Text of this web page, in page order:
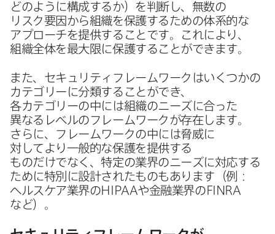
どのように​構成するか）を​判断し、​無数の​
リスク要因から​組織を​保護する​ための​体系的な​
アプローチを​提供する​ことです。​これに​より、​
組織全体を​最大限に​保護する​ことができます。
また、​セキュリティフレームワークは​いく​つかの​
カテゴリーに​分類する​ことができ、​
各カテゴリーの​中には​組織の​ニーズに​合った​
異なる​レベルの​フレームワークが​存在します。​
さらに、​フレームワークの​中には​脅威に​
対してより​一般的な​保護を​提供する​
ものだけでなく、​特定の​業界の​ニーズに​対応する​
ために​特別に​設計された​ものも​あります​（例：
ヘルスケア業界のHIPAAや​金融業界の FINRA
など）。